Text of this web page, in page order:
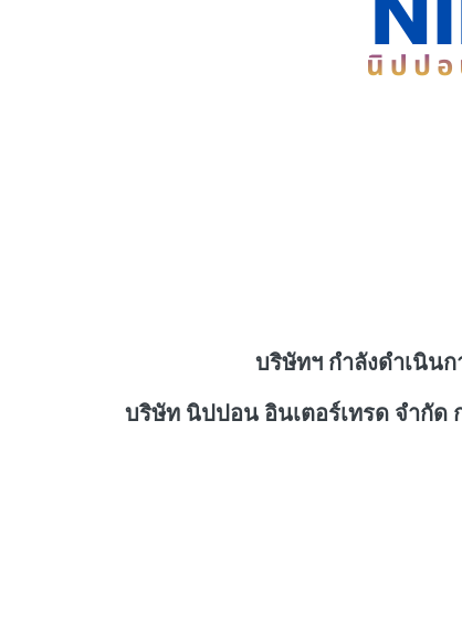
บริษัทฯ กำลังดำเนิน
บริษัท นิปปอน อินเตอร์เทรด จำกั